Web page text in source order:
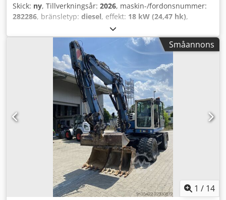
Skick: ny, Tillverkningsår: 2026, maskin-/fordonsnummer:
282286, bränsletyp: diesel, effekt: 18 kW (24,47 hk),
Yanmar 4TNV88-22G
Användningsområde: Byggnation Egenvikt: 630 kg
Generatorns effekt: 22 kVA Lastutrymmets dimensioner:
176 x 75 x 128 cm CE-märkning: ja Utsläppsnivå: Stage V /
Tier IV final Dkedpfx Aljwfb Tvo Ner Vattentankvolym: 70 l
Tillverkningsland: IT Kontakta DPX-teamet för mer
information. = Ytterligare alternativ och tillbehör = - Batteri
- Kontrollpanel - Ståltak - Tankbil
Småannons
1 / 14